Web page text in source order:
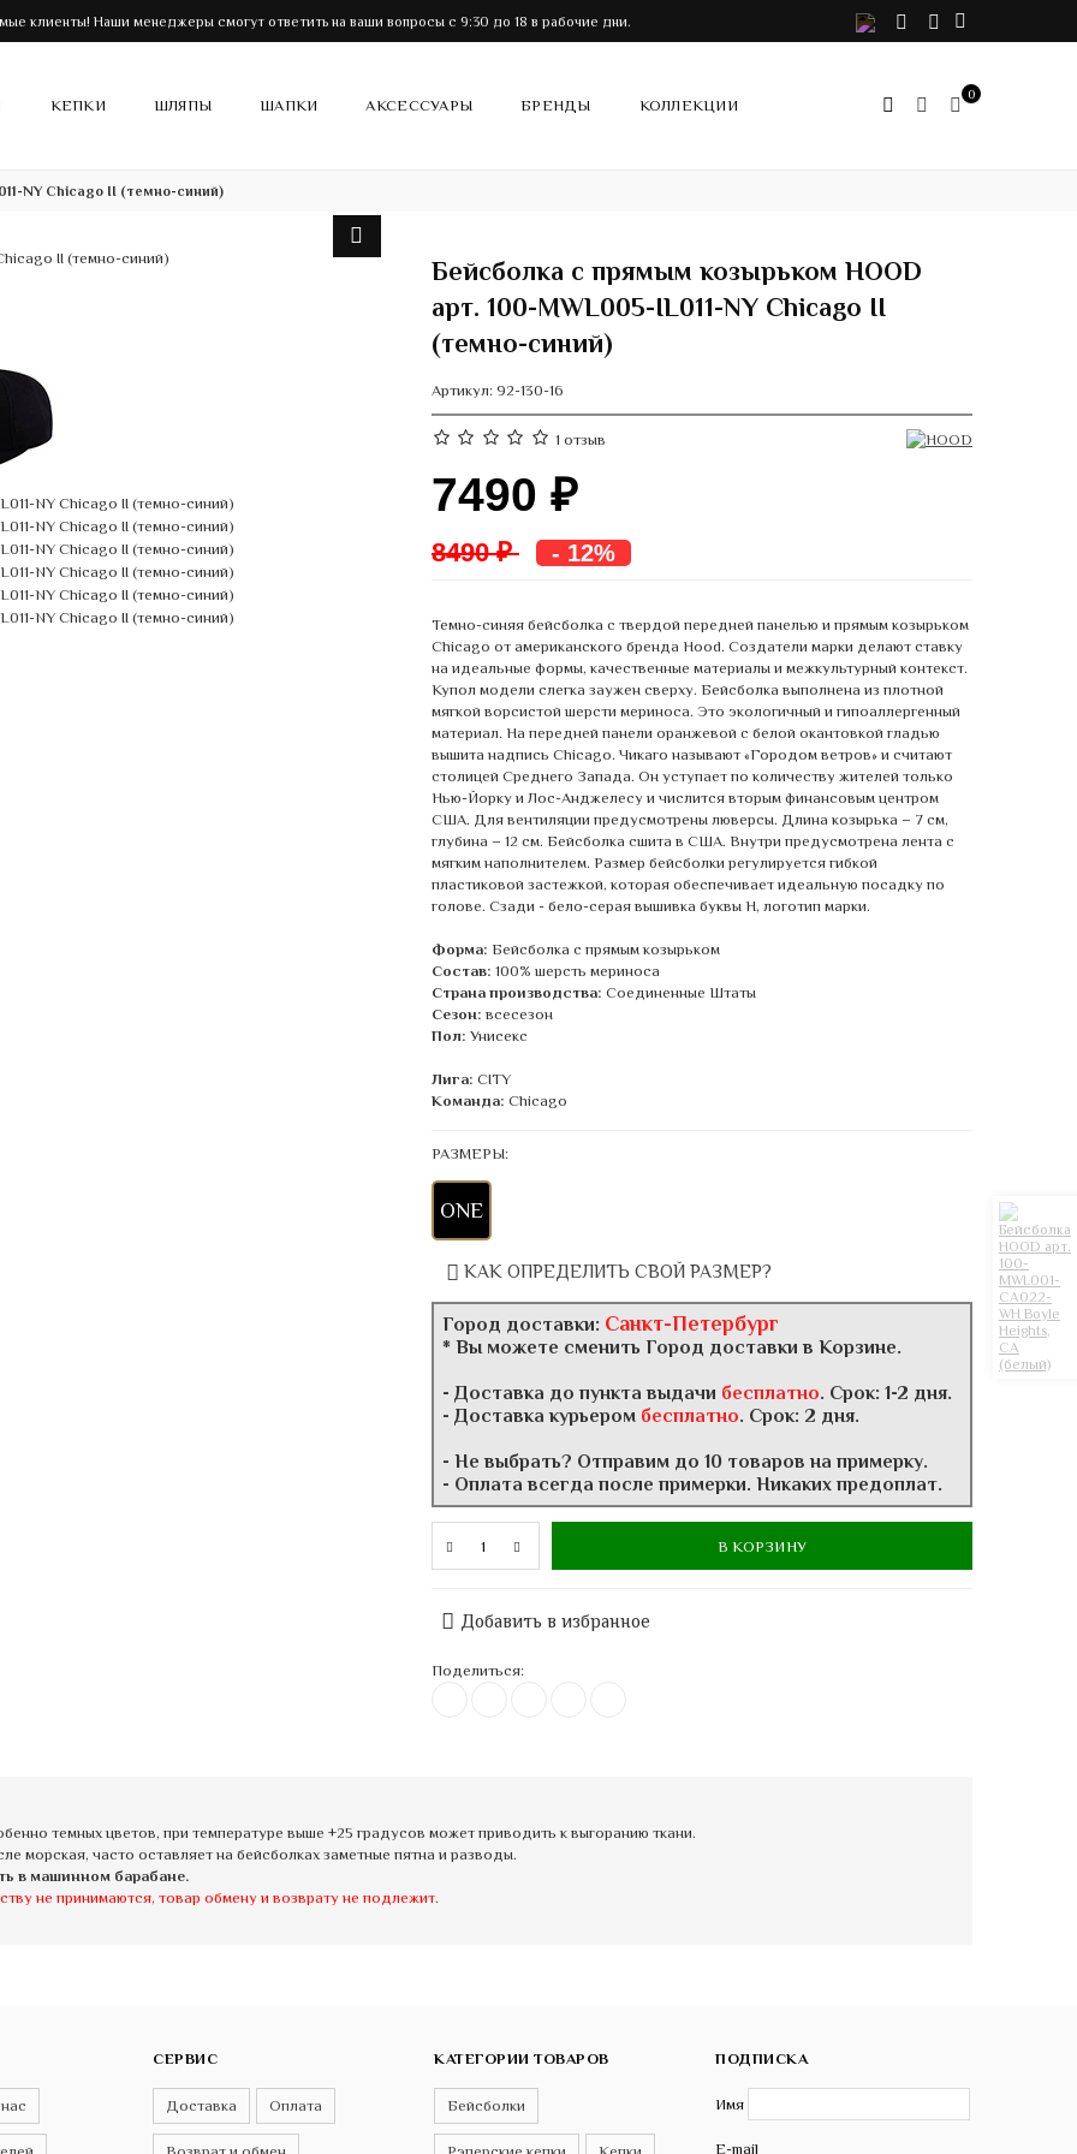
клиенты! Наши менеджеры смогут ответить на ваши вопросы с 9:30 до 18 в рабочие дни. VK Telegram
КЕПКИ ШЛЯПЫ ШАПКИ АКСЕССУАРЫ БРЕНДЫ КОЛЛЕКЦИИ
0
NY Chicago II (темно-синий)
Бейсболка с прямым козырьком HOOD
арт. 100-MWL005-IL011-NY Chicago II
(темно-синий)
Артикул: 92-130-16
1 отзыв
7490 ₽
8490 ₽ - 12%
Темно-синяя бейсболка с твердой передней панелью и прямым козырьком
Chicago от американского бренда Hood. Создатели марки делают ставку
на идеальные формы, качественные материалы и межкультурный контекст.
Купол модели слегка заужен сверху. Бейсболка выполнена из плотной
мягкой ворсистой шерсти мериноса. Это экологичный и гипоаллергенный
материал. На передней панели оранжевой с белой окантовкой гладью
вышита надпись Chicago. Чикаго называют «Городом ветров» и считают
столицей Среднего Запада. Он уступает по количеству жителей только
Нью-Йорку и Лос-Анджелесу и числится вторым финансовым центром
США. Для вентиляции предусмотрены люверсы. Длина козырька – 7 см,
глубина – 12 см. Бейсболка сшита в США. Внутри предусмотрена лента с
мягким наполнителем. Размер бейсболки регулируется гибкой
пластиковой застежкой, которая обеспечивает идеальную посадку по
голове. Сзади - бело-серая вышивка буквы H, логотип марки.
Форма: Бейсболка с прямым козырьком
Состав: 100% шерсть мериноса
Страна производства: Соединенные Штаты
Сезон: всесезон
Пол: Унисекс
Лига: CITY
Команда: Chicago
РАЗМЕРЫ:
ONE
КАК ОПРЕДЕЛИТЬ СВОЙ РАЗМЕР?
Город доставки: Санкт-Петербург
* Вы можете сменить Город доставки в Корзине.
- Доставка до пункта выдачи бесплатно. Срок: 1-2 дня.
- Доставка курьером бесплатно. Срок: 2 дня.
- Не выбрать? Отправим до 10 товаров на примерку.
- Оплата всегда после примерки. Никаких предоплат.
В КОРЗИНУ
Добавить в избранное
Поделиться:
темных цветов, при температуре выше +25 градусов может приводить к выгоранию ткани.
морская, часто оставляет на бейсболках заметные пятна и разводы.
в машинном барабане.
не принимаются, товар обмену и возврату не подлежит.
СЕРВИС
Доставка Оплата
КАТЕГОРИИ ТОВАРОВ
Бейсболки
ПОДПИСКА
Имя
E-mail